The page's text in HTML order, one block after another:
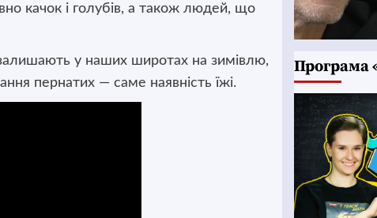
качок і голубів, а також людей, що
залишають у наших широтах на зимівлю,
пернатих — саме наявність їжі.
Програма